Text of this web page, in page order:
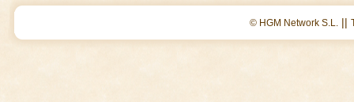
© HGM Network S.L. ||